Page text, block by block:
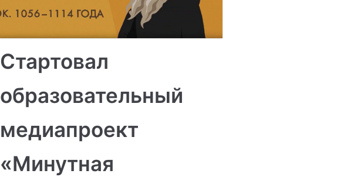
Стартовал
образовательный
медиапроект
«Минутная